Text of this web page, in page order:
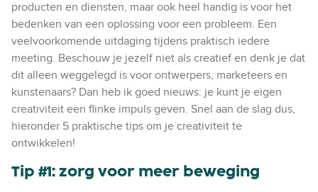
producten en diensten, maar ook heel handig is voor het
bedenken van een oplossing voor een probleem. Een
veelvoorkomende uitdaging tijdens praktisch iedere
meeting. Beschouw je jezelf niet als creatief en denk je dat
dit alleen weggelegd is voor ontwerpers, marketeers en
kunstenaars? Dan heb ik goed nieuws: je kunt je eigen
creativiteit een flinke impuls geven. Snel aan de slag dus,
hieronder 5 praktische tips om je creativiteit te
ontwikkelen!
Tip #1: zorg voor meer beweging